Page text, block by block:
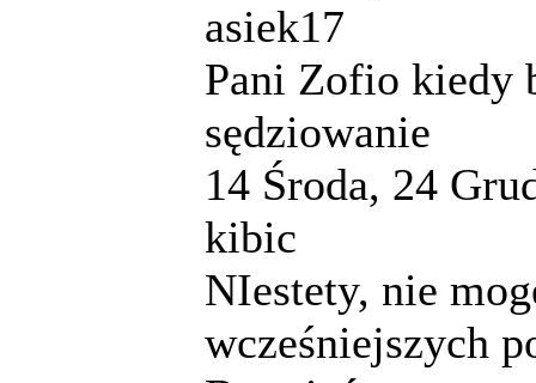
asiek17
Pani Zofio kiedy
sędziowanie
14 Środa, 24
kibic
NIestety, nie
wcześniejszych